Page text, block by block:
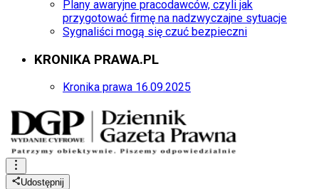
Plany awaryjne pracodawców, czyli jak
przygotować firmę na nadzwyczajne sytuacje
Sygnaliści mogą się czuć bezpieczni
KRONIKA PRAWA.PL
Kronika prawa 16.09.2025
Udostępnij